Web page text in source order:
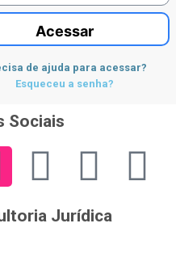
Acessar
de ajuda para acessar?
Esqueceu a senha?
Sociais
Jurídica